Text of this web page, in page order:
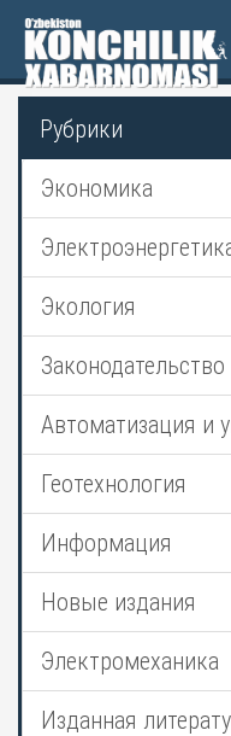
Рубрики
Экономика
Экология
Законодательство
Автоматизация и
Геотехнология
Информация
Новые издания
Электромеханика
Изданная